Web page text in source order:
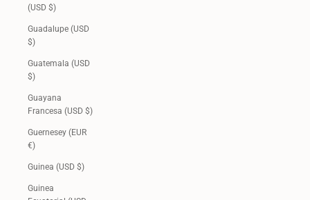
(USD $)
Guadalupe (USD
$)
Guatemala (USD
$)
Guayana
Francesa (USD $)
Guernesey (EUR
€)
Guinea (USD $)
Guinea